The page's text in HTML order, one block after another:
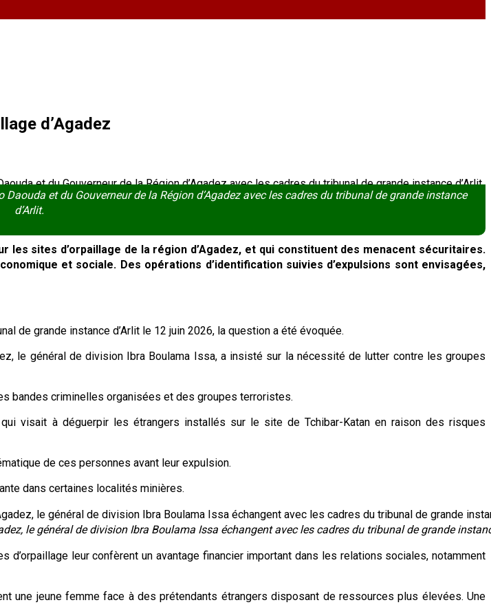
d’Agadez
et du Gouverneur de la Région d’Agadez avec les cadres du tribunal de grande instance
d’Arlit.
sites d’orpaillage de la région d’Agadez, et qui constituent des menacent sécuritaires.
et sociale. Des opérations d’identification suivies d’expulsions sont envisagées,
de grande instance d’Arlit le 12 juin 2026, la question a été évoquée.
le général de division Ibra Boulama Issa, a insisté sur la nécessité de lutter contre les groupes
bandes criminelles organisées et des groupes terroristes.
visait à déguerpir les étrangers installés sur le site de Tchibar-Katan en raison des risques
de ces personnes avant leur expulsion.
dans certaines localités minières.
le général de division Ibra Boulama Issa échangent avec les cadres du tribunal de grande
leur confèrent un avantage financier important dans les relations sociales, notamment
une jeune femme face à des prétendants étrangers disposant de ressources plus élevées. Une